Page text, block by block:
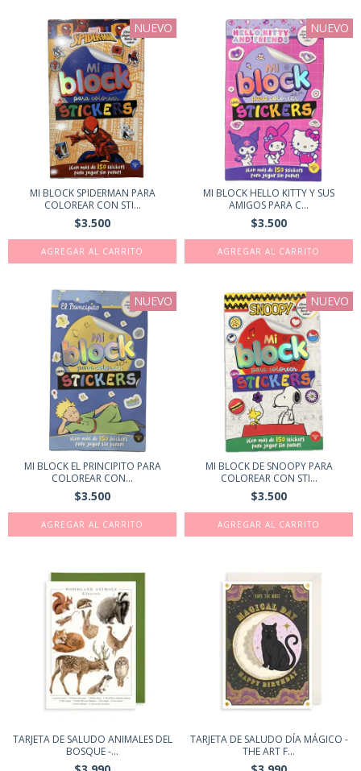
NUEVO
MI BLOCK SPIDERMAN PARA
COLOREAR CON STI...
$3.500
NUEVO
MI BLOCK HELLO KITTY Y SUS
AMIGOS PARA C...
$3.500
NUEVO
MI BLOCK EL PRINCIPITO PARA
COLOREAR CON...
$3.500
NUEVO
MI BLOCK DE SNOOPY PARA
COLOREAR CON STI...
$3.500
TARJETA DE SALUDO ANIMALES DEL
BOSQUE -...
TARJETA DE SALUDO DÍA MÁGICO -
THE ART F...